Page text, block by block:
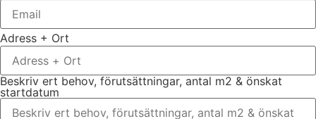
Adress + Ort
Beskriv ert behov, förutsättningar, antal m2 & önskat
startdatum